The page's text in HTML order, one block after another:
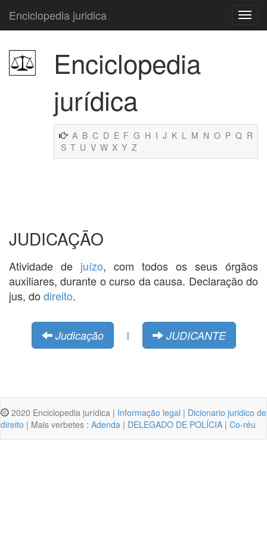
Enciclopedia juridica
Enciclopedia
jurídica
A B C D E F G H I J K L M N O P Q R
S T U V W X Y Z
JUDICAÇÃO
Atividade de juízo, com todos os seus órgãos
auxiliares, durante o curso da causa. Declaração do
jus, do direito.
Judicação | JUDICANTE
2020 Enciclopedia jurídica | Informação legal | Dicionario juridico de
direito | Mais verbetes : Adenda | DELEGADO DE POLÍCIA | Co-réu